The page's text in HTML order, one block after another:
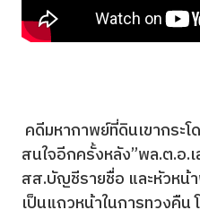
คดีมหากาพย์ที่ดินเขากระ
สนใจอีกครั้งหลัง”พล.ต.อ.
สส.บัญชีรายชื่อ และหัวหน้
เป็นแถวหน้าในการทวงคืน